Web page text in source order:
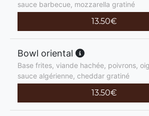
sauce barbecue, mozzarella gratiné
13.50€
Bowl oriental
Base frites, viande hachée, poivrons,
sauce algérienne, cheddar gratiné
13.50€